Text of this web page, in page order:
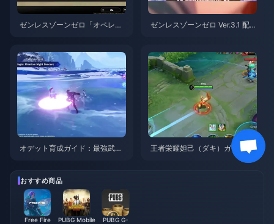
ゼンレスゾーンゼロ「オペレー
ゼンレスゾーンゼロ Ver.3.1 配布
オデット育成ガイド：最強武
王者栄耀妲己（ダキ）ガイド：
知っておくべき10のテクニック
おすすめ商品
Free Fire
PUBG Mobile
PUBG G-